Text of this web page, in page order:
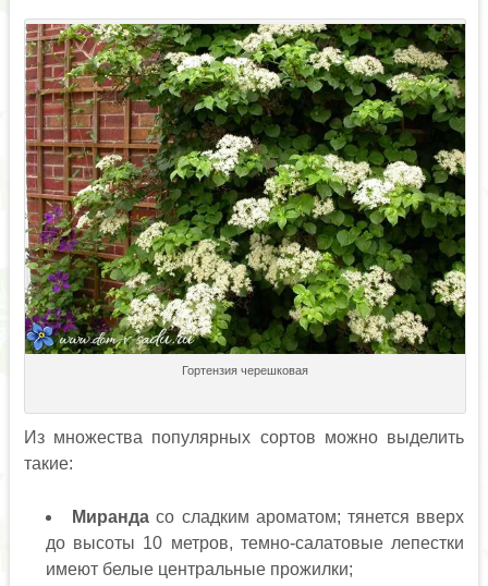
Гортензия черешковая
Из множества популярных сортов можно выделить
такие:
Миранда со сладким ароматом; тянется вверх
до высоты 10 метров, темно-салатовые лепестки
имеют белые центральные прожилки;